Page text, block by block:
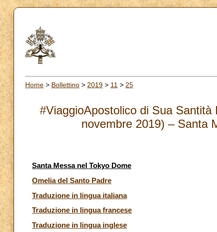
Home > Bollettino > 2019 > 11 > 25
#ViaggioApostolico di Sua
novembre 2019) – Santa
Santa Messa nel Tokyo Dome
Omelia del Santo Padre
Traduzione in lingua italiana
Traduzione in lingua francese
Traduzione in lingua inglese